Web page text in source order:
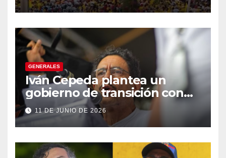
GENERALES
Iván Cepeda plantea un
gobierno de transición con
énfasis en el empalme
institucional y una eventual
constituyente
11 DE JUNIO DE 2026